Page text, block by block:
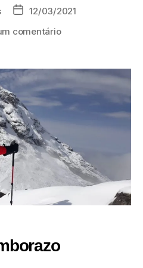
12/03/2021
comentário